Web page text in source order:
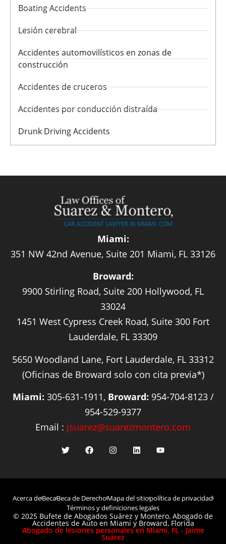
Boating Accidents
Lesión cerebral
Accidentes automovilísticos en zonas de
construcción
Accidentes de cruceros
Accidentes por conducción distraída
Drunk Driving Accidents
Miami:
351 NW 42nd Avenue, Suite 201 Miami, FL 33126
Broward:
9900 Stirling Road, Suite 200 Hollywood, FL
33024
1451 West Cypress Creek Road, Suite 300 Fort
Lauderdale, FL 33309
5650 Woodland Lane, Fort Lauderdale, FL 33312
(Oficinas de Broward solo con cita previa*)
Miami: 305-631-1911, Broward: 954-704-8123 /
954-529-9377
Email : jsuarez@suarezmontero.com
Acerca deBecaBeca de DerechoMapa del sitiopolítica de privacidad
Términos y definiciones legales
© 2025 Bufete de Abogados Suárez y Montero, Abogado de
Accidentes de Auto en Miami y Broward, Florida
Abogado de lesiones personales en Miami, FL - Jaime
Suárez